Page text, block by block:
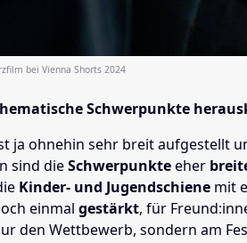
bei Vienna Shorts 2024
Schwerpunkte
ja ohnehin sehr breit aufgestellt
sind dieSchwerpunkteeher
Kinder- und Jugendschiene mit
einmal gestärkt, für
den Wettbewerb, sondern am